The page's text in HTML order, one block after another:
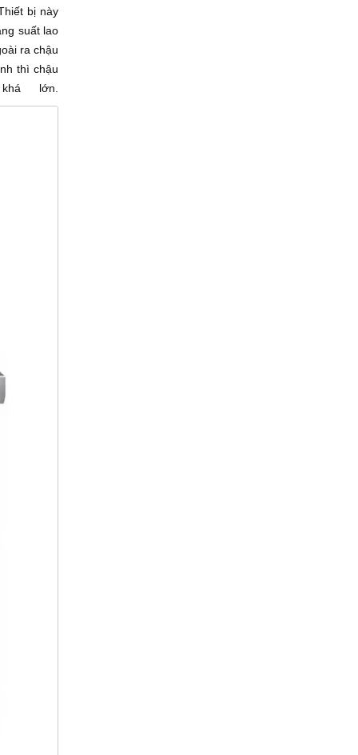
bị này
suất lao
ra chậu
thì chậu
lớn.